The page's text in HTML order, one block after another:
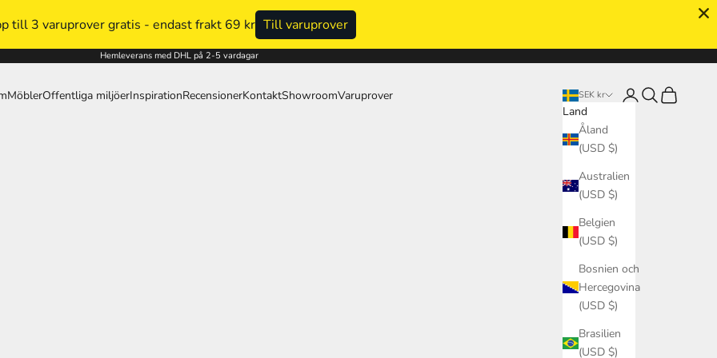
till 3 varuprover gratis - endast frakt 69 kr Till varuprover
Hemleverans med DHL på 2-5 vardagar
MöblerOffentliga miljöerInspirationRecensionerKontaktShowroomVaruprover SEK kr
Land
Åland
(USD $)
Australien
(USD $)
Belgien
(USD $)
Bosnien och
Hercegovina
(USD $)
Brasilien
(USD $)
Logga in
Sök Kundvagn